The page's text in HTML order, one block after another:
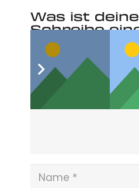
Was ist
Schreibe
Deine E-Mail-